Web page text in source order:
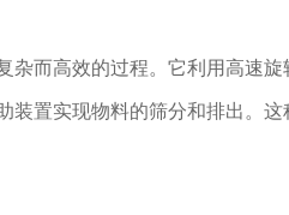
而高效的过程。它利用高速旋
装置实现物料的筛分和排出。